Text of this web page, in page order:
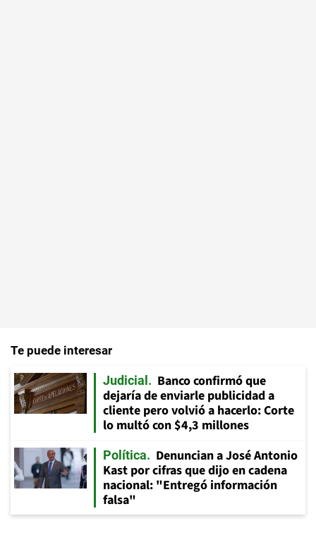
Te puede interesar
Judicial
Banco confirmó que
dejaría de enviarle publicidad a
cliente pero volvió a hacerlo: Corte
lo multó con $4,3 millones
Política
Denuncian a José Antonio
Kast por cifras que dijo en cadena
nacional: "Entregó información
falsa"